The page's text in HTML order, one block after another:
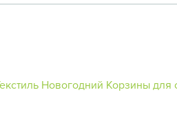
Новогодний Корзины для